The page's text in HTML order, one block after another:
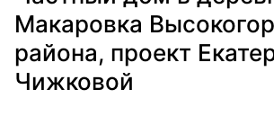
Макаровка
района, проект
Чижковой